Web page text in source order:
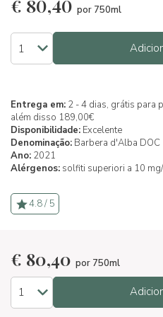
€ 80,40 por 750ml
Entrega em: 2 - 4 dias, grátis para
além disso 189,00€
Disponibilidade: Excelente
Denominação: Barbera d'Alba DOC
Ano: 2021
Alérgenos: solfiti superiori a 10
4.8 / 5
€ 80,40 por 750ml